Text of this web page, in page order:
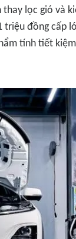
lọc gió và
đồng cấp
tính tiết